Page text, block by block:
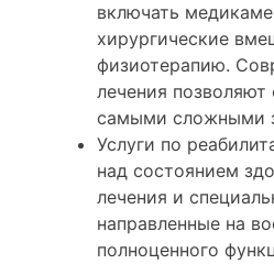
включать
хирургические
физиотерапию.
лечения позволяют
самыми сложными
Услуги по
над состоянием
лечения и
направленные на
полноценного